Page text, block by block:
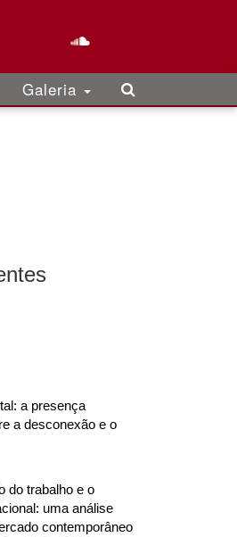
Galeria
a presença
a desconexão e o
do trabalho e o
uma análise
contemporâneo